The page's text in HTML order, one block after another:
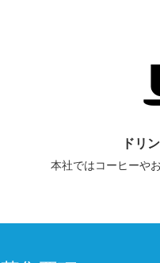
ドリ
本社ではコーヒーや